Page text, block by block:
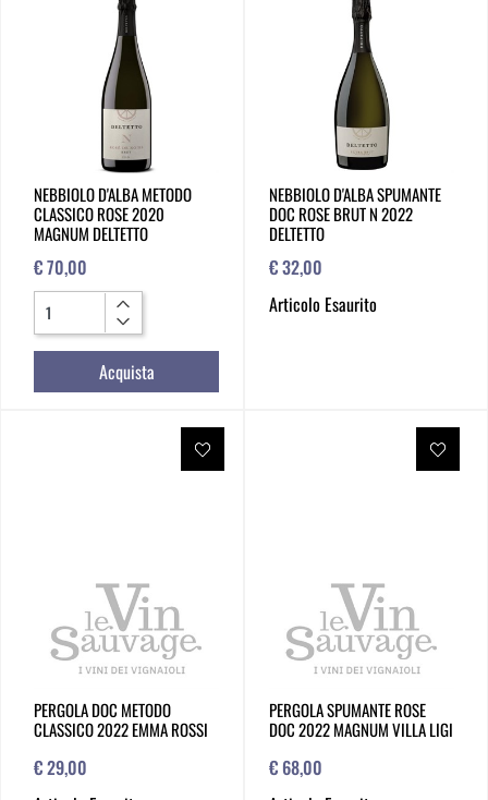
NEBBIOLO D'ALBA METODO
CLASSICO ROSE 2020
MAGNUM DELTETTO
€ 70,00
Quantità
Acquista
NEBBIOLO D'ALBA SPUMANTE
DOC ROSE BRUT N 2022
DELTETTO
€ 32,00
Articolo Esaurito
PERGOLA DOC METODO
CLASSICO 2022 EMMA ROSSI
€ 29,00
PERGOLA SPUMANTE ROSE
DOC 2022 MAGNUM VILLA LIGI
€ 68,00